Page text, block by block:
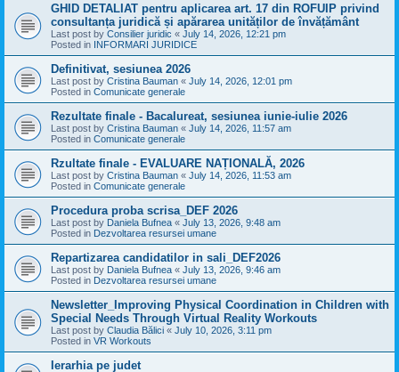
GHID DETALIAT pentru aplicarea art. 17 din ROFUIP privind
consultanța juridică și apărarea unităților de învățământ
Last post by Consilier juridic « July 14, 2026, 12:21 pm
Posted in INFORMARI JURIDICE
Definitivat, sesiunea 2026
Last post by Cristina Bauman « July 14, 2026, 12:01 pm
Posted in Comunicate generale
Rezultate finale - Bacalureat, sesiunea iunie-iulie 2026
Last post by Cristina Bauman « July 14, 2026, 11:57 am
Posted in Comunicate generale
Rzultate finale - EVALUARE NAȚIONALĂ, 2026
Last post by Cristina Bauman « July 14, 2026, 11:53 am
Posted in Comunicate generale
Procedura proba scrisa_DEF 2026
Last post by Daniela Bufnea « July 13, 2026, 9:48 am
Posted in Dezvoltarea resursei umane
Repartizarea candidatilor in sali_DEF2026
Last post by Daniela Bufnea « July 13, 2026, 9:46 am
Posted in Dezvoltarea resursei umane
Newsletter_Improving Physical Coordination in Children with
Special Needs Through Virtual Reality Workouts
Last post by Claudia Bălici « July 10, 2026, 3:11 pm
Posted in VR Workouts
Ierarhia pe judet